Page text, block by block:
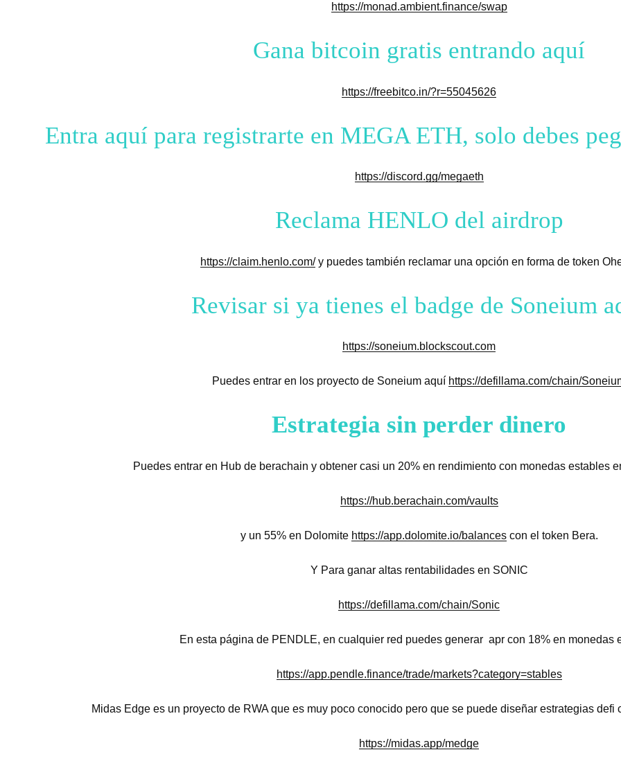
https://monad.ambient.finance/swap
Gana bitcoin gratis entrando aquí
https://freebitco.in/?r=55045626
Entra aquí para registrarte en MEGA ETH, solo debes
https://discord.gg/megaeth
Reclama HENLO del airdrop
https://claim.henlo.com/y puedes también reclamar una opción en forma de token
Revisar si ya tienes el badge de Soneium
https://soneium.blockscout.com
Puedes entrar en los proyecto de Soneium aquí https://defillama.com/chain/
Estrategia sin perder dinero
Puedes entrar en Hub de berachain y obtener casi un 20% en rendimiento con monedas estables
https://hub.berachain.com/vaults
y un 55% en Dolomite https://app.dolomite.io/balancescon el token Bera.
Y Para ganar altas rentabilidades en SONIC
https://defillama.com/chain/Sonic
En esta página de PENDLE, en cualquier red puedes generar apr con 18% en monedas
https://app.pendle.finance/trade/markets?category=stables
Midas Edge es un proyecto de RWA que es muy poco conocido pero que se puede diseñar estrategias defi
https://midas.app/medge